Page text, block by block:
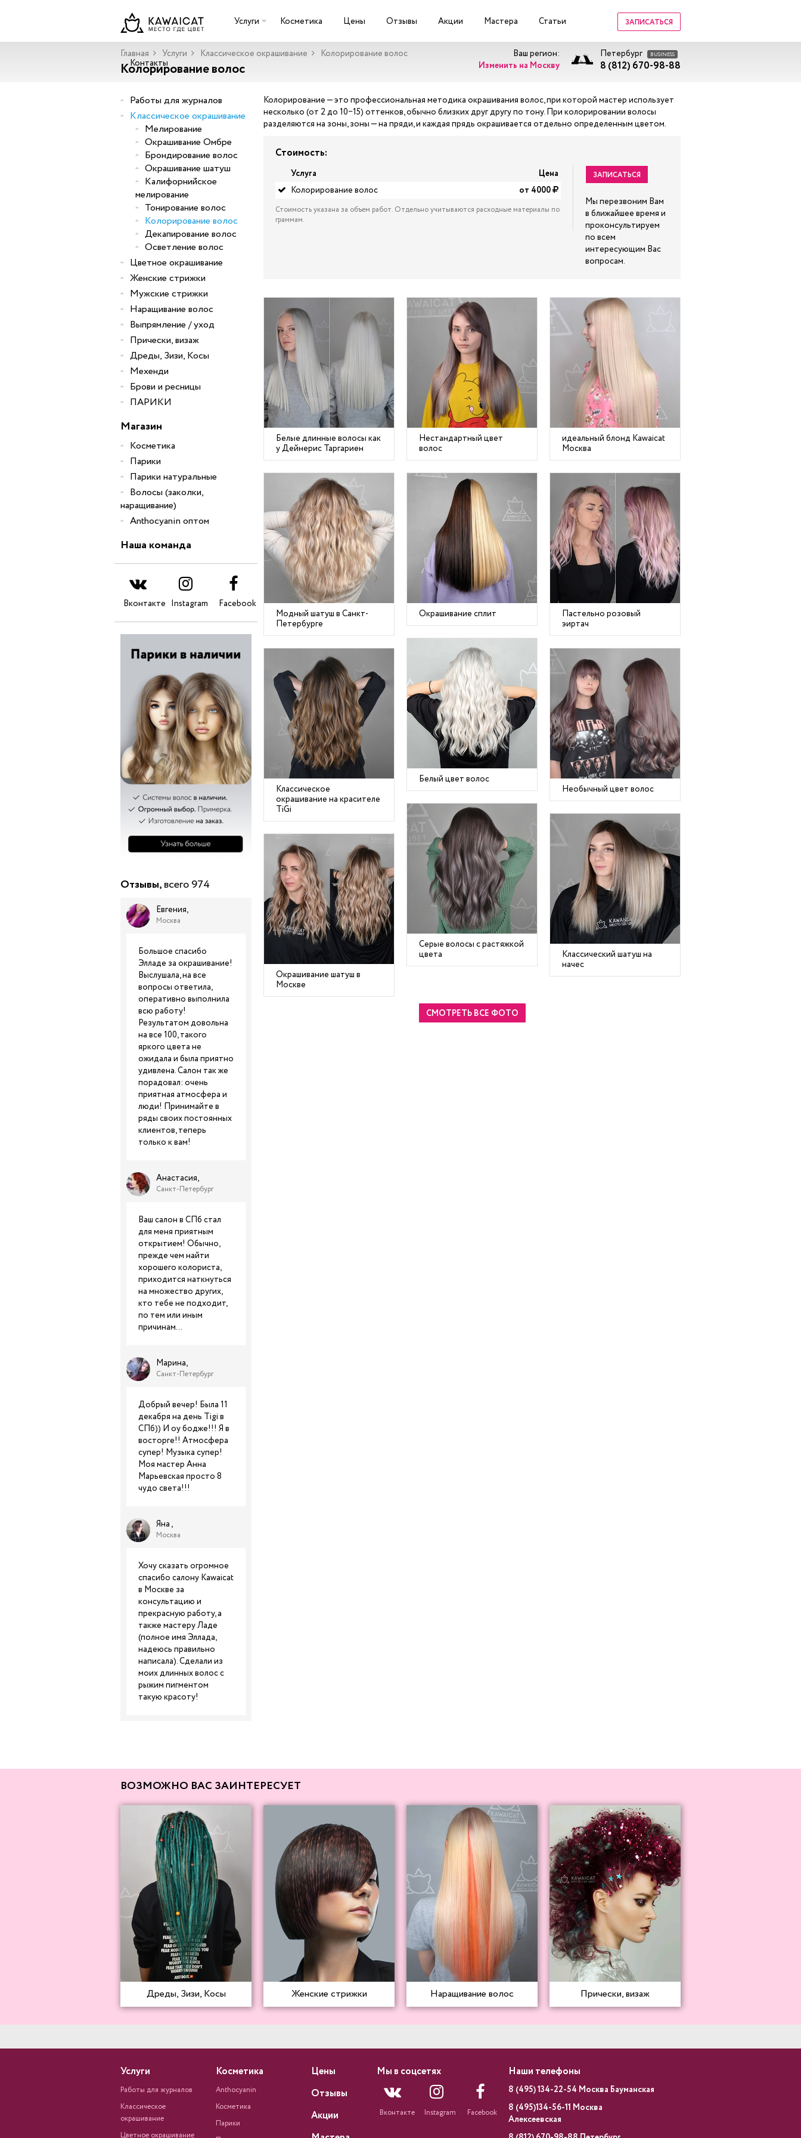
ЗАПИСАТЬСЯ
Услуги Косметика Цены Отзывы Акции Мастера Статьи
Контакты
Ваш регион:
Изменить на Москву
Петербург BUSINESS
8 (812) 670-98-88
Главная Услуги Классическое окрашивание Колорирование волос
Колорирование волос
Работы для журналов
Классическое окрашивание
Мелирование
Окрашивание Омбре
Брондирование волос
Окрашивание шатуш
Калифорнийское
мелирование
Тонирование волос
Колорирование волос
Декапирование волос
Осветление волос
Цветное окрашивание
Женские стрижки
Мужские стрижки
Наращивание волос
Выпрямление / уход
Прически, визаж
Дреды, Зизи, Косы
Мехенди
Брови и ресницы
ПАРИКИ
Магазин
Косметика
Парики
Парики натуральные
Волосы (заколки,
наращивание)
Anthocyanin оптом
Наша команда
Вконтакте Instagram Facebook
Отзывы,всего 974
Евгения,
Москва
Большое спасибо
Элладе за окрашивание!
Выслушала, на все
вопросы ответила,
оперативно выполнила
всю работу!
Результатом довольна
на все 100, такого
яркого цвета не
ожидала и была приятно
удивлена. Салон так же
порадовал: очень
приятная атмосфера и
люди! Принимайте в
ряды своих постоянных
клиентов, теперь
только к вам!
Анастасия,
Санкт-Петербург
Ваш салон в СПб стал
для меня приятным
открытием! Обычно,
прежде чем найти
хорошего колориста,
приходится наткнуться
на множество других,
кто тебе не подходит,
по тем или иным
причинам...
Марина,
Санкт-Петербург
Добрый вечер! Была 11
декабря на день Tigi в
СПб)) И оу бодже!!! Я в
восторге!! Атмосфера
супер! Музыка супер!
Моя мастер Анна
Марьевская просто 8
чудо света!!!
Яна ,
Москва
Хочу сказать огромное
спасибо салону Kawaicat
в Москве за
консультацию и
прекрасную работу, а
также мастеру Ладе
(полное имя Эллада,
надеюсь правильно
написала). Сделали из
моих длинных волос с
рыжим пигментом
такую красоту!
Колорирование — это профессиональная методика окрашивания волос, при которой мастер использует
несколько (от 2 до 10−15) оттенков, обычно близких друг другу по тону. При колорировании волосы
разделяются на зоны, зоны — на пряди, и каждая прядь окрашивается отдельно определенным цветом.
Стоимость:
Услуга
Цена
Колорирование волос
от 4000
Стоимость указана за объем работ. Отдельно учитываются расходные материалы по
граммам.
ЗАПИСАТЬСЯ
Мы перезвоним Вам
в ближайшее время и
проконсультируем
по всем
интересующим Вас
вопросам.
Белые длинные волосы как
у Дейнерис Таргариен
Нестандартный цвет
волос
идеальный блонд Kawaicat
Москва
Модный шатуш в Санкт-
Петербурге
Окрашивание сплит
Пастельно розовый
эиртач
Белый цвет волос
Классическое
окрашивание на красителе
TiGi
Необычный цвет волос
Серые волосы с растяжкой
цвета
Классический шатуш на
начес
Окрашивание шатуш в
Москве
СМОТРЕТЬ ВСЕ ФОТО
ВОЗМОЖНО ВАС ЗАИНТЕРЕСУЕТ
Дреды, Зизи, Косы Женские стрижки Наращивание волос Прически, визаж
Услуги
Работы для журналов
Классическое
окрашивание
Цветное окрашивание
Косметика
Anthocyanin
Косметика
Парики
Цены
Отзывы
Акции
Мы в соцсетях
Вконтакте Instagram Facebook
Наши телефоны
8 (495) 134-22-54 Москва Бауманская
8 (495)134-56-11 Москва
Алексеевская